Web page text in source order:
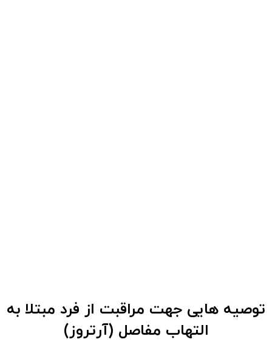
توصیه هایی جهت مراقبت از فرد مبتلا به
التهاب مفاصل (آرتروز)